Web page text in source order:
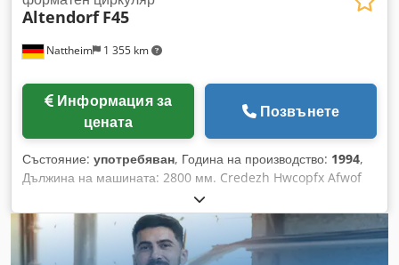
Nattheim 1 355 km
Altendorf F45
Информация за
цената
Позвънете
Състояние: употребяван, Година на производство: 1994,
Дължина на машината: 2800 мм. Credezh Hwcopfx Afwof
Ограничител за дължина: Фиксиран, 90°. Двустранно
рязане. Ширина на рязане: 1300 мм, с ръчно регулиране.
Мощност: 7,5 kW. Без предварително рязане.
Местоположение: Натхайм.